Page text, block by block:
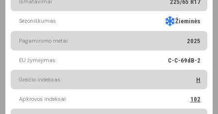
225/65 R17
Sezoniškumas Žieminės
Pagaminimo metai: 2025
EU žymėjimas: C-C-69dB-2
Greičio indeksas: H
Apkrovos indeksai: 102